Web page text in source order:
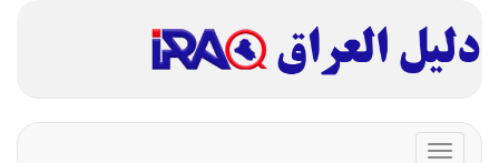
Toggle